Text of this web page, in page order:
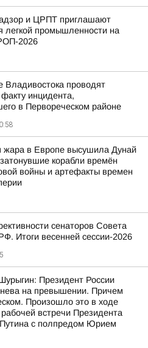
и ЦРПТ приглашают
легкой промышленности на
2026
Владивостока проводят
инцидента,
в Первореческом районе
жара в Европе высушила Дунай
корабли времён
войны и артефакты времен
сенаторов Совета
Итоги весенней сессии-2026
Президент России
на превышении. Причем
Произошло это в ходе
встречи Президента
с полпредом Юрием